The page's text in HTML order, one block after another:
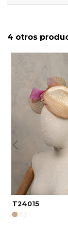
4 otros
T24015
SAND REF.:
COLOR